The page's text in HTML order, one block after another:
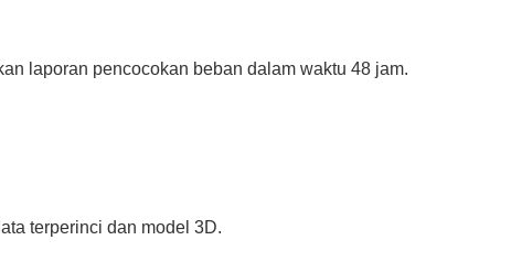
laporan pencocokan beban dalam waktu 48 jam.
terperinci dan model 3D.